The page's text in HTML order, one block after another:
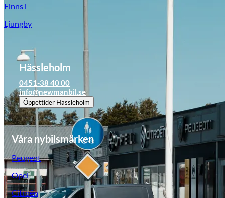
Finns i
Ljungby
Hässleholm
0451-38 40 00
info@newmanbil.se
Öppettider Hässleholm
Våra nybilsmärken
Peugeot
Opel
Citroën